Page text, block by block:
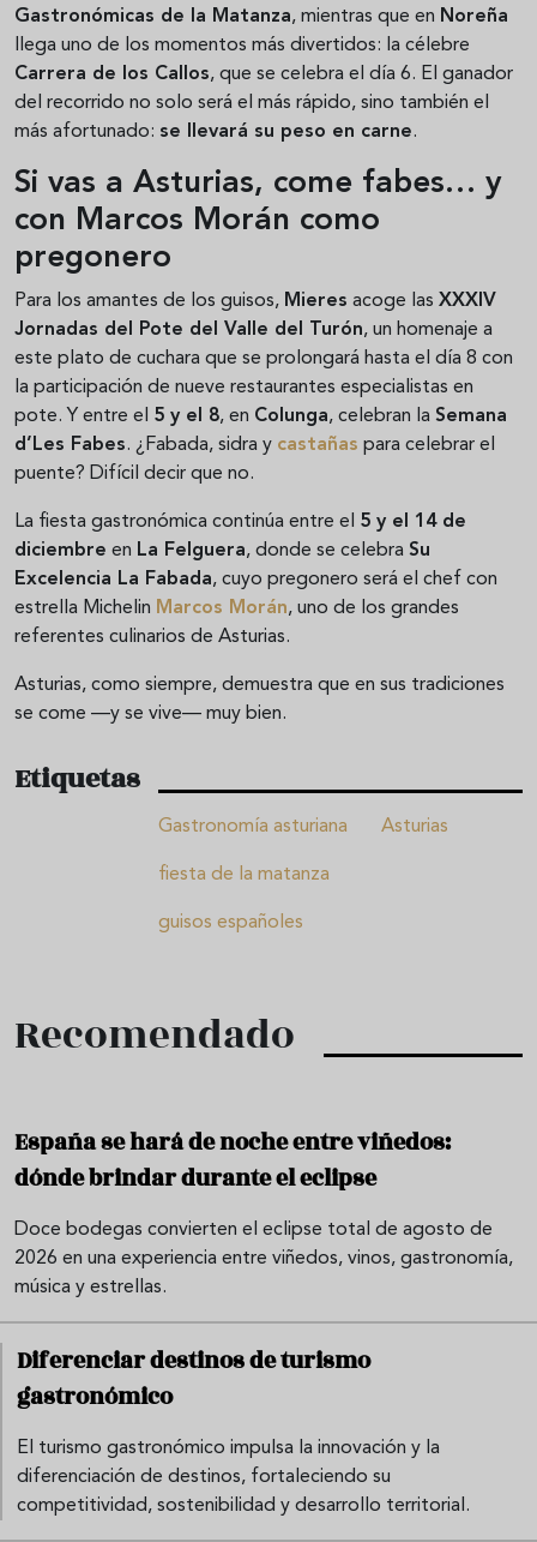
Gastronómicas de la Matanza, mientras que en Noreña
llega uno de los momentos más divertidos: la célebre
Carrera de los Callos, que se celebra el día 6. El ganador
del recorrido no solo será el más rápido, sino también el
más afortunado: se llevará su peso en carne.
Si vas a Asturias, come fabes… y
con Marcos Morán como
pregonero
Para los amantes de los guisos, Mieres acoge las XXXIV
Jornadas del Pote del Valle del Turón, un homenaje a
este plato de cuchara que se prolongará hasta el día 8 con
la participación de nueve restaurantes especialistas en
pote. Y entre el 5 y el 8, en Colunga, celebran la Semana
d’Les Fabes. ¿Fabada, sidra y castañas para celebrar el
puente? Difícil decir que no.
La fiesta gastronómica continúa entre el 5 y el 14 de
diciembre en La Felguera, donde se celebra Su
Excelencia La Fabada, cuyo pregonero será el chef con
estrella Michelin Marcos Morán, uno de los grandes
referentes culinarios de Asturias.
Asturias, como siempre, demuestra que en sus tradiciones
se come —y se vive— muy bien.
Etiquetas
Gastronomía asturiana Asturias
fiesta de la matanza
guisos españoles
Recomendado
España se hará de noche entre viñedos:
dónde brindar durante el eclipse
Doce bodegas convierten el eclipse total de agosto de
2026 en una experiencia entre viñedos, vinos, gastronomía,
música y estrellas.
Diferenciar destinos de turismo
gastronómico
El turismo gastronómico impulsa la innovación y la
diferenciación de destinos, fortaleciendo su
competitividad, sostenibilidad y desarrollo territorial.